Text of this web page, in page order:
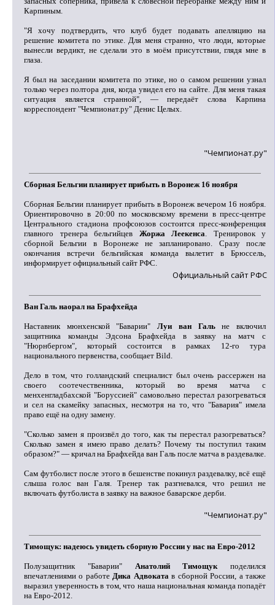
Карпиным.
"Я хочу подтвердить, что клуб будет подавать апелляцию на
решение комитета по этике. Для меня странно, что люди, которые
вынесли вердикт, не сделали это в моём присутствии, глядя мне в
глаза.
Я был на заседании комитета по этике, но о самом решении узнал
только через полтора дня, когда увидел его на сайте. Для меня такая
ситуация является странной", — передаёт слова Карпина
корреспондент "Чемпионат.ру" Денис Целых.
"Чемпионат.ру"
Сборная Бельгии планирует прибыть в Воронеж 16 ноября
Сборная Бельгии планирует прибыть в Воронеж вечером 16 ноября.
Ориентировочно в 20:00 по московскому времени в пресс-центре
Центрального стадиона профсоюзов состоится пресс-конференция
главного тренера бельгийцев Жоржа Леекенса. Тренировок у
сборной Бельгии в Воронеже не запланировано. Сразу после
окончания встречи бельгийская команда вылетит в Брюссель,
информирует официальный сайт РФС.
Официальный сайт РФС
Ван Галь наорал на Брафхейда
Наставник мюнхенской "Баварии"Луи ван Гальне включил
защитника команды Эдсона Брафхейда в заявку на матч с
"Нюрнбергом", который состоится в рамках 12-го тура
национального первенства, сообщает Bild.
Дело в том, что голландский специалист был очень рассержен на
своего соотечественника, который во время матча с
менхенгладбахской "Боруссией" самовольно перестал разогреваться
и сел на скамейку запасных, несмотря на то, что "Бавария" имела
право ещё на одну замену.
"Сколько замен я произвёл до того, как ты перестал разогреваться?
Сколько замен я имею право делать? Почему ты поступил таким
образом?" — кричал на Брафхейда ван Галь после матча в раздевалке.
Сам футболист после этого в бешенстве покинул раздевалку, всё ещё
слыша голос ван Галя. Тренер так разгневался, что решил не
включать футболиста в заявку на важное баварское дерби.
"Чемпионат.ру"
Тимощук: надеюсь увидеть сборную России у нас на Евро-2012
Полузащитник "Баварии" Анатолий Тимощукподелился
впечатлениями о работеДика Адвокатав сборной России, а также
выразил уверенность в том, что наша национальная команда попадёт
на Евро-2012.